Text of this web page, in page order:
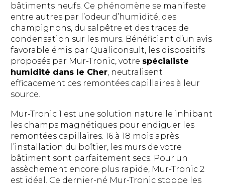
bâtiments neufs. Ce phénomène se manifeste
entre autres par l’odeur d’humidité, des
champignons, du salpêtre et des traces de
condensation sur les murs. Bénéficiant d’un avis
favorable émis par Qualiconsult, les dispositifs
proposés par Mur-Tronic, votre spécialiste
humidité dans le Cher , neutralisent
efficacement ces remontées capillaires à leur
source.
Mur-Tronic 1 est une solution naturelle inhibant
les champs magnétiques pour endiguer les
remontées capillaires. 16 à 18 mois après
l’installation du boîtier, les murs de votre
bâtiment sont parfaitement secs. Pour un
assèchement encore plus rapide, Mur-Tronic 2
est idéal. Ce dernier-né Mur-Tronic stoppe les